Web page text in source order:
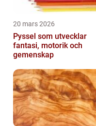
20 mars 2026
Pyssel som utvecklar
fantasi, motorik och
gemenskap